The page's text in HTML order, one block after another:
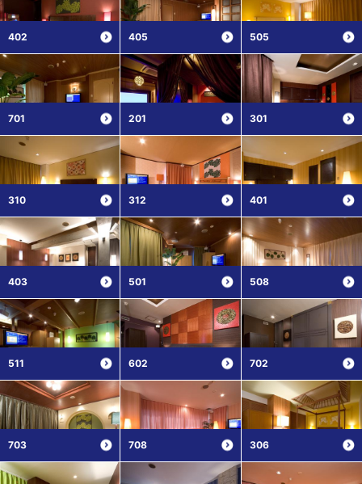
402 405 505
701 201 301
310 312 401
403 501 508
511 602 702
703 708 306